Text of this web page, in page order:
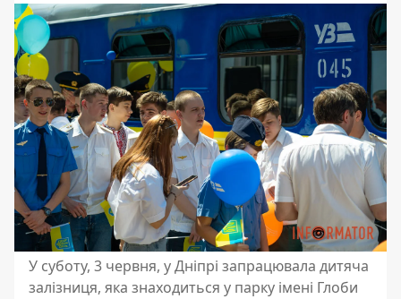
У суботу, 3 червня, у Дніпрі запрацювала дитяча
залізниця, яка знаходиться у парку імені Глоби